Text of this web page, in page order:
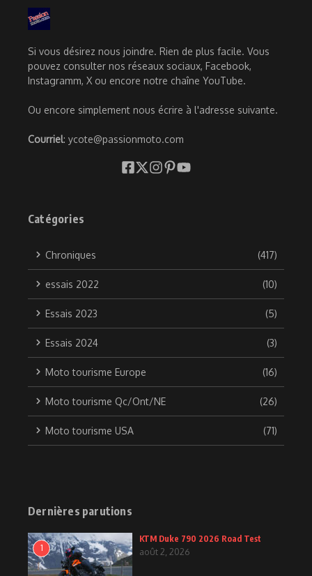
Si vous désirez nous joindre. Rien de plus facile. Vous
pouvez consulter nos réseaux sociaux, Facebook,
Instagramm, X ou encore notre chaîne YouTube.
Ou encore simplement nous écrire à l'adresse suivante.
Courriel: ycote@passionmoto.com
Catégories
Chroniques (417)
essais 2022 (10)
Essais 2023 (5)
Essais 2024 (3)
Moto tourisme Europe (16)
Moto tourisme Qc/Ont/NE (26)
Moto tourisme USA (71)
Dernières parutions
1
KTM Duke 790 2026 Road Test
août 2, 2026